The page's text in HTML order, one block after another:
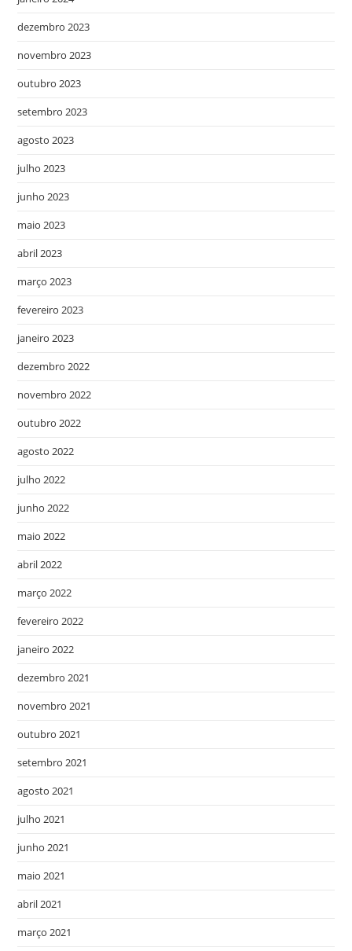
dezembro 2023
novembro 2023
outubro 2023
setembro 2023
agosto 2023
julho 2023
junho 2023
maio 2023
abril 2023
março 2023
fevereiro 2023
janeiro 2023
dezembro 2022
novembro 2022
outubro 2022
agosto 2022
julho 2022
junho 2022
maio 2022
abril 2022
março 2022
fevereiro 2022
janeiro 2022
dezembro 2021
novembro 2021
outubro 2021
setembro 2021
agosto 2021
julho 2021
junho 2021
maio 2021
abril 2021
março 2021